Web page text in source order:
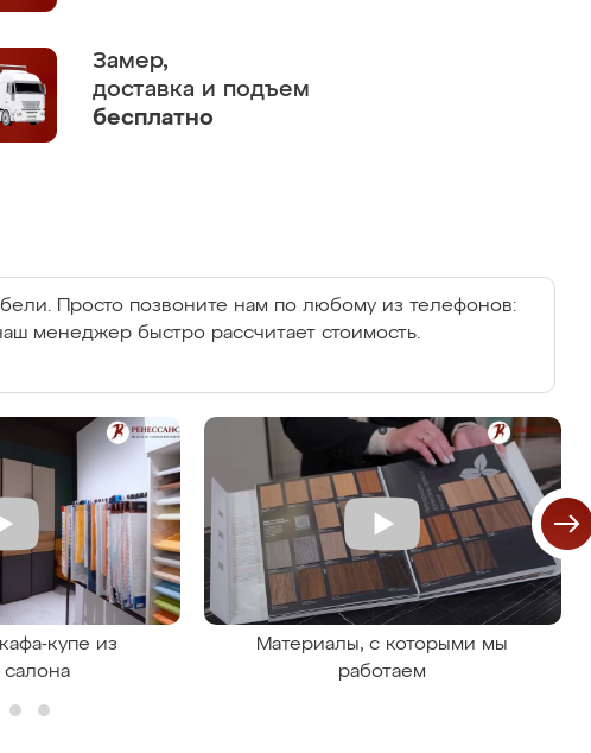
Замер,
доставка и подъем
бесплатно
Просто позвоните нам по любому из телефонов:
менеджер быстро рассчитает стоимость.
купе из
Материалы, с которыми мы
работаем